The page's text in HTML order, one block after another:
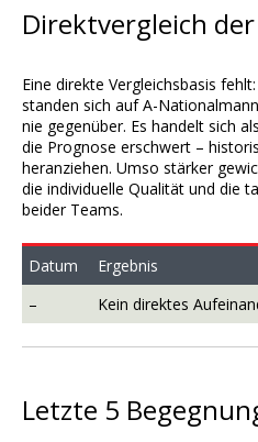
Direktvergleich
Eine direkte Vergleichsbasis
standen sich auf A-
nie gegenüber. Es handelt sich
die Prognose erschwert –
heranziehen. Umso stärker
die individuelle Qualität und die
beider Teams.
Datum Ergebnis
–
Kein direktes
Letzte 5